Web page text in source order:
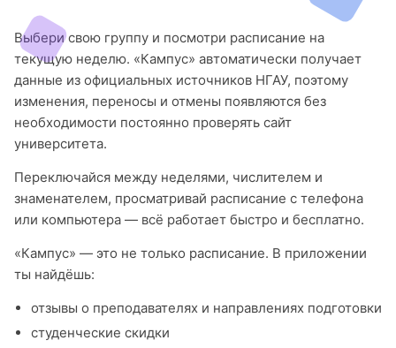
Выбери свою группу и посмотри расписание на
текущую неделю. «Кампус» автоматически получает
данные из официальных источников НГАУ, поэтому
изменения, переносы и отмены появляются без
необходимости постоянно проверять сайт
университета.
Переключайся между неделями, числителем и
знаменателем, просматривай расписание с телефона
или компьютера — всё работает быстро и бесплатно.
«Кампус» — это не только расписание. В приложении
ты найдёшь:
отзывы о преподавателях и направлениях подготовки
студенческие скидки